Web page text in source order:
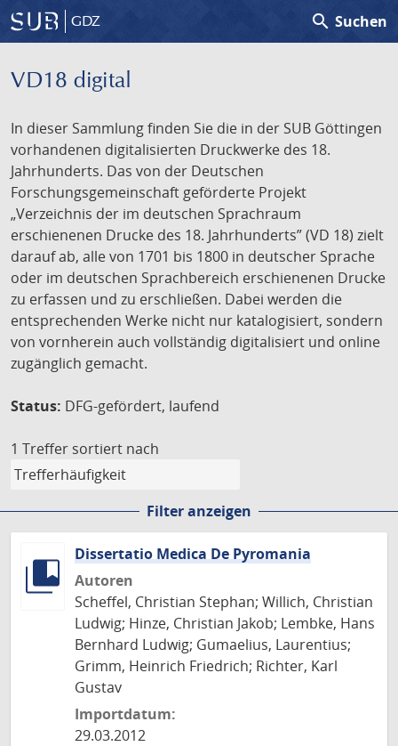
GDZ search Suchen
VD18 digital
In dieser Sammlung finden Sie die in der SUB Göttingen
vorhandenen digitalisierten Druckwerke des 18.
Jahrhunderts. Das von der Deutschen
Forschungsgemeinschaft geförderte Projekt
„Verzeichnis der im deutschen Sprachraum
erschienenen Drucke des 18. Jahrhunderts” (VD 18) zielt
darauf ab, alle von 1701 bis 1800 in deutscher Sprache
oder im deutschen Sprachbereich erschienenen Drucke
zu erfassen und zu erschließen. Dabei werden die
entsprechenden Werke nicht nur katalogisiert, sondern
von vornherein auch vollständig digitalisiert und online
zugänglich gemacht.
Status: DFG-gefördert, laufend
1 Treffer sortiert nach
Filter anzeigen
Dissertatio Medica De Pyromania
Autoren
Scheffel, Christian Stephan; Willich, Christian
Ludwig; Hinze, Christian Jakob; Lembke, Hans
Bernhard Ludwig; Gumaelius, Laurentius;
Grimm, Heinrich Friedrich; Richter, Karl
Gustav
Importdatum:
29.03.2012